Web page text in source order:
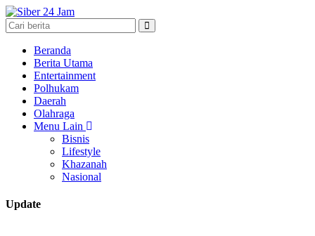
Beranda
Berita Utama
Entertainment
Polhukam
Daerah
Olahraga
Menu Lain
Bisnis
Lifestyle
Khazanah
Nasional
Update